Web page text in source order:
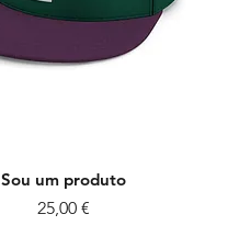
Sou um produto
Preço
25,00 €